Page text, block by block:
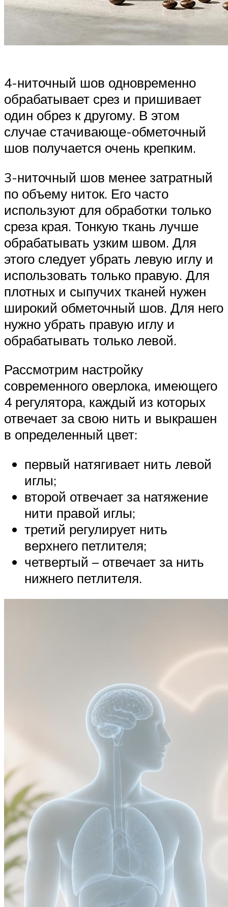
4-ниточный шов одновременно
обрабатывает срез и пришивает
один обрез к другому. В этом
случае стачивающе-обметочный
шов получается очень крепким.
3-ниточный шов менее затратный
по объему ниток. Его часто
используют для обработки только
среза края. Тонкую ткань лучше
обрабатывать узким швом. Для
этого следует убрать левую иглу и
использовать только правую. Для
плотных и сыпучих тканей нужен
широкий обметочный шов. Для него
нужно убрать правую иглу и
обрабатывать только левой.
Рассмотрим настройку
современного оверлока, имеющего
4 регулятора, каждый из которых
отвечает за свою нить и выкрашен
в определенный цвет:
первый натягивает нить левой
иглы;
второй отвечает за натяжение
нити правой иглы;
третий регулирует нить
верхнего петлителя;
четвертый – отвечает за нить
нижнего петлителя.